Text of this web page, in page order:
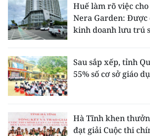
Huế làm rõ việc
Nera Garden: Được
kinh doanh lưu trú
Sau sắp xếp, tỉnh
55% số cơ sở giáo
Hà Tĩnh khen
đạt giải Cuộc thi